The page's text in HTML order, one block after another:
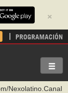
×
PROGRAMACIÓN
Nexolatino.Canal